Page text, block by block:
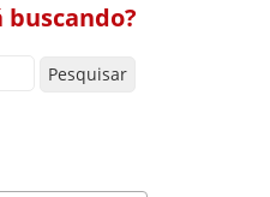
buscando?